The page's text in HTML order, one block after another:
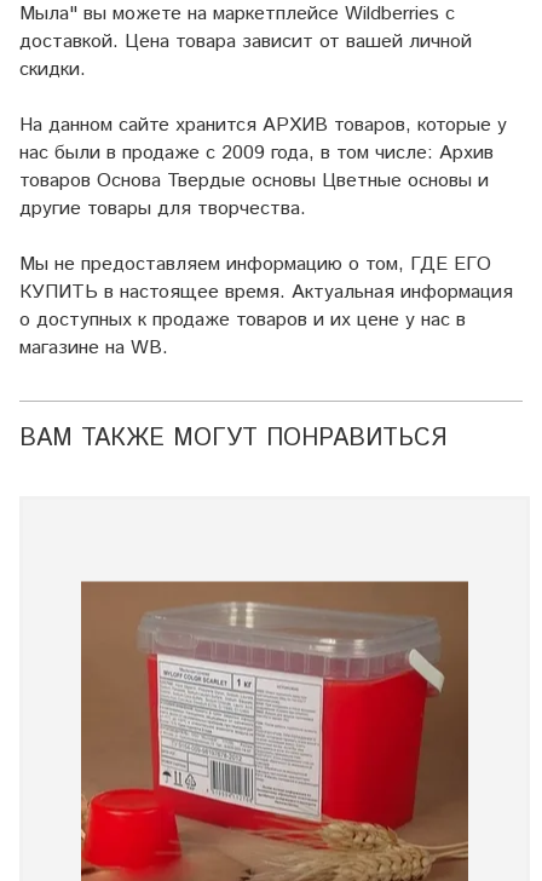
Мыла" вы можете на маркетплейсе Wildberries с
доставкой. Цена товара зависит от вашей личной
скидки.
На данном сайте хранится АРХИВ товаров, которые у
нас были в продаже с 2009 года, в том числе: Архив
товаров Основа Твердые основы Цветные основы и
другие товары для творчества.
Мы не предоставляем информацию о том, ГДЕ ЕГО
КУПИТЬ в настоящее время. Актуальная информация
о доступных к продаже товаров и их цене у нас в
магазине на WB.
ВАМ ТАКЖЕ МОГУТ ПОНРАВИТЬСЯ